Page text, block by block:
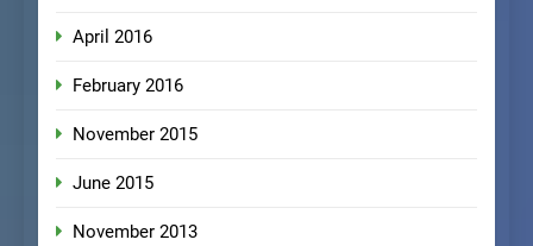
April 2016
February 2016
November 2015
June 2015
November 2013